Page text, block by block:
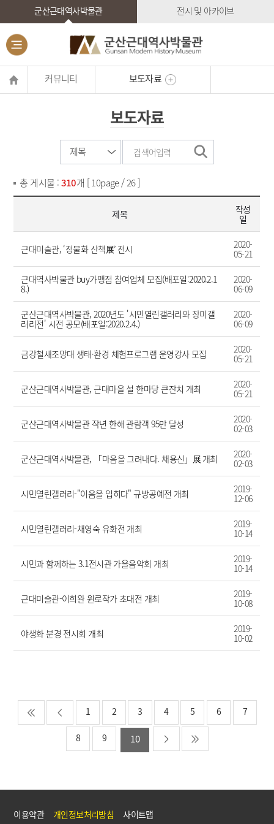
군산근대역사박물관 전시 및 아카이브
커뮤니티 보도자료
보도자료
총 게시물 :310개 [ 10page / 26 ]
제목
작성
일
근대미술관, ‘정물화 산책展’ 전시
2020-
05-21
근대역사박물관 buy가맹점 참여업체 모집(배포일:2020.2.1
8.)
2020-
06-09
군산근대역사박물관, 2020년도 '시민열린갤러리와 장미갤
러리전' 시전 공모(배포일:2020.2.4.)
2020-
06-09
금강철새조망대 생태·환경 체험프로그램 운영강사 모집
2020-
05-21
군산근대역사박물관, 근대마을 설 한마당 큰잔치 개최
2020-
05-21
군산근대역사박물관 작년 한해 관람객 95만 달성
2020-
02-03
군산근대역사박물관, 「마음을 그려내다. 채용신」展 개최
2020-
02-03
시민열린갤러리-"이음을 입히다" 규방공예전 개최
2019-
12-06
시민열린갤러리-채영숙 유화전 개최
2019-
10-14
시민과 함께하는 3.1전시관 가을음악회 개최
2019-
10-14
근대미술관-이희완 원로작가 초대전 개최
2019-
10-08
야생화 분경 전시회 개최
2019-
10-02
1 2 3 4 5 6 7
8 9 10
이용약관 개인정보처리방침 사이트맵